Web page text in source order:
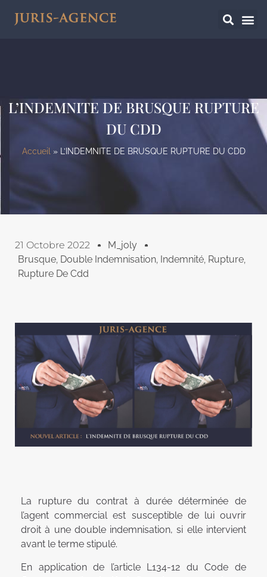
L’INDEMNITE DE BRUSQUE RUPTURE
DU CDD
Accueil » L’INDEMNITE DE BRUSQUE RUPTURE DU CDD
21 Octobre 2022
M_joly
Brusque, Double Indemnisation, Indemnité, Rupture,
Rupture De Cdd
La rupture du contrat à durée déterminée de
l’agent commercial est susceptible de lui ouvrir
droit à une double indemnisation, si elle intervient
avant le terme stipulé.
En application de l’article L134-12 du Code de